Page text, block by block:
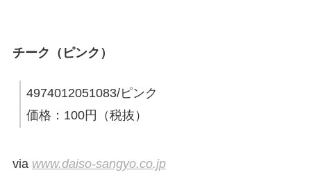
チーク（ピンク）
4974012051083/ピンク
価格：100円（税抜）
via www.daiso-sangyo.co.jp